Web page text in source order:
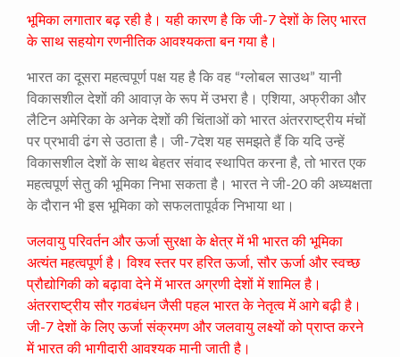
भूमिका लगातार बढ़ रही है। यही कारण है कि जी-7 देशों के लिए भारत
के साथ सहयोग रणनीतिक आवश्यकता बन गया है।
भारत का दूसरा महत्वपूर्ण पक्ष यह है कि वह “ग्लोबल साउथ” यानी
विकासशील देशों की आवाज़ के रूप में उभरा है। एशिया, अफ्रीका और
लैटिन अमेरिका के अनेक देशों की चिंताओं को भारत अंतरराष्ट्रीय मंचों
पर प्रभावी ढंग से उठाता है। जी-7देश यह समझते हैं कि यदि उन्हें
विकासशील देशों के साथ बेहतर संवाद स्थापित करना है, तो भारत एक
महत्वपूर्ण सेतु की भूमिका निभा सकता है। भारत ने जी-20 की अध्यक्षता
के दौरान भी इस भूमिका को सफलतापूर्वक निभाया था।
जलवायु परिवर्तन और ऊर्जा सुरक्षा के क्षेत्र में भी भारत की भूमिका
अत्यंत महत्वपूर्ण है। विश्व स्तर पर हरित ऊर्जा, सौर ऊर्जा और स्वच्छ
प्रौद्योगिकी को बढ़ावा देने में भारत अग्रणी देशों में शामिल है।
अंतरराष्ट्रीय सौर गठबंधन जैसी पहल भारत के नेतृत्व में आगे बढ़ी है।
जी-7 देशों के लिए ऊर्जा संक्रमण और जलवायु लक्ष्यों को प्राप्त करने
में भारत की भागीदारी आवश्यक मानी जाती है।